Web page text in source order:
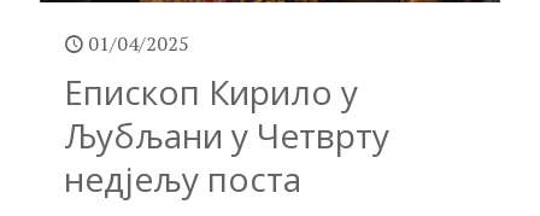
01/04/2025
Епископ Кирило у
Љубљани у Четврту
недјељу поста